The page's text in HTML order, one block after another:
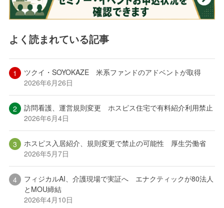
よく読まれている記事
ツクイ・SOYOKAZE 米系ファンドのアドベントが取得
2026年6月26日
訪問看護、運営規則変更 ホスピス住宅で有料紹介利用禁止
2026年6月4日
ホスピス入居紹介、規則変更で禁止の可能性 厚生労働省
2026年5月7日
フィジカルAI、介護現場で実証へ エナクティックが80法人
とMOU締結
2026年4月10日